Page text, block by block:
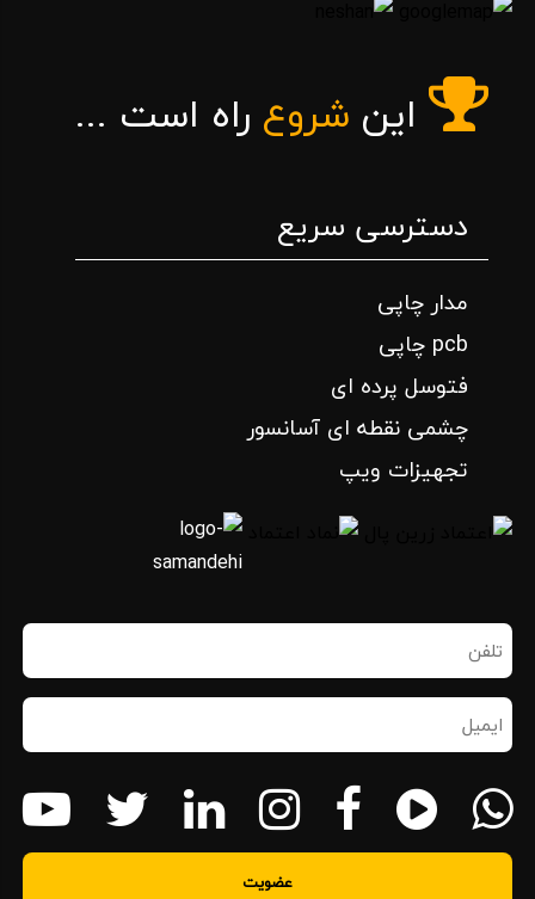
این شروع راه است ...
دسترسی سریع
مدار چاپی
pcb چاپی
فتوسل پرده ای
چشمی نقطه ای آسانسور
تجهیزات ویپ
تلفن
همراه
(ضروری)
ایمیل
(ضروری)